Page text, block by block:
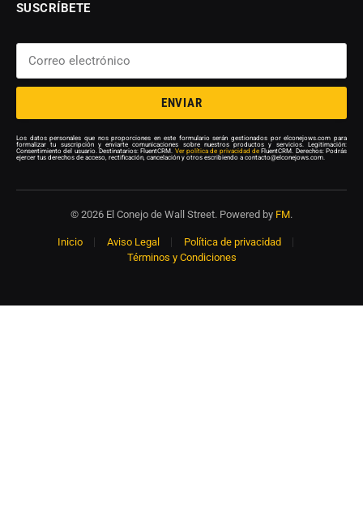
SUSCRÍBETE
ENVIAR
Los datos personales que nos proporciones en este formulario serán gestionados por elconejows.com para
formalizar tu suscripción y enviarte comunicaciones sobre nuestros productos y servicios. Legitimación:
Consentimiento del usuario. Destinatarios: FluentCRM. Ver política de privacidad de FluentCRM. Derechos: Podrás
ejercer tus derechos de acceso, rectificación, cancelación y otros escribiendo a contacto@elconejows.com.
© 2026 El Conejo de Wall Street. Powered by FM.
Inicio Aviso Legal
Política de privacidad
Términos y Condiciones